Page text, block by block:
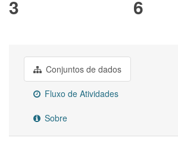
3 6
Conjuntos de dados
Fluxo de Atividades
Sobre